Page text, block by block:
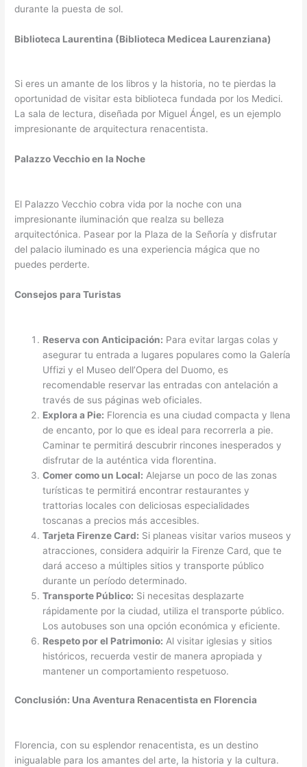
durante la puesta de sol.
Biblioteca Laurentina (Biblioteca Medicea Laurenziana)
Si eres un amante de los libros y la historia, no te pierdas la
oportunidad de visitar esta biblioteca fundada por los Medici.
La sala de lectura, diseñada por Miguel Ángel, es un ejemplo
impresionante de arquitectura renacentista.
Palazzo Vecchio en la Noche
El Palazzo Vecchio cobra vida por la noche con una
impresionante iluminación que realza su belleza
arquitectónica. Pasear por la Plaza de la Señoría y disfrutar
del palacio iluminado es una experiencia mágica que no
puedes perderte.
Consejos para Turistas
Reserva con Anticipación: Para evitar largas colas y
asegurar tu entrada a lugares populares como la Galería
Uffizi y el Museo dell’Opera del Duomo, es
recomendable reservar las entradas con antelación a
través de sus páginas web oficiales.
Explora a Pie: Florencia es una ciudad compacta y llena
de encanto, por lo que es ideal para recorrerla a pie.
Caminar te permitirá descubrir rincones inesperados y
disfrutar de la auténtica vida florentina.
Comer como un Local: Alejarse un poco de las zonas
turísticas te permitirá encontrar restaurantes y
trattorias locales con deliciosas especialidades
toscanas a precios más accesibles.
Tarjeta Firenze Card: Si planeas visitar varios museos y
atracciones, considera adquirir la Firenze Card, que te
dará acceso a múltiples sitios y transporte público
durante un período determinado.
Transporte Público: Si necesitas desplazarte
rápidamente por la ciudad, utiliza el transporte público.
Los autobuses son una opción económica y eficiente.
Respeto por el Patrimonio: Al visitar iglesias y sitios
históricos, recuerda vestir de manera apropiada y
mantener un comportamiento respetuoso.
Conclusión: Una Aventura Renacentista en Florencia
Florencia, con su esplendor renacentista, es un destino
inigualable para los amantes del arte, la historia y la cultura.